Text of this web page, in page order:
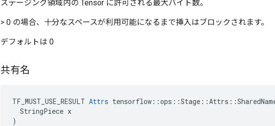
ステージング領域内の Tensor に許可される最大バイト数。
> 0 の場合、十分なスペースが利用可能になるまで挿入はブロックされます。
デフォルトは 0
共有名
TF_MUST_USE_RESULT Attrs
  StringPiece x
)